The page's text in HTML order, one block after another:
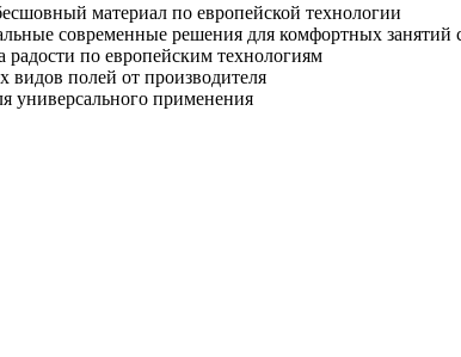
материал по европейской технологии
современные решения для комфортных занятий
радости по европейским технологиям
видов полей от производителя
универсального применения